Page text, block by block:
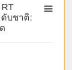
บชาติ: